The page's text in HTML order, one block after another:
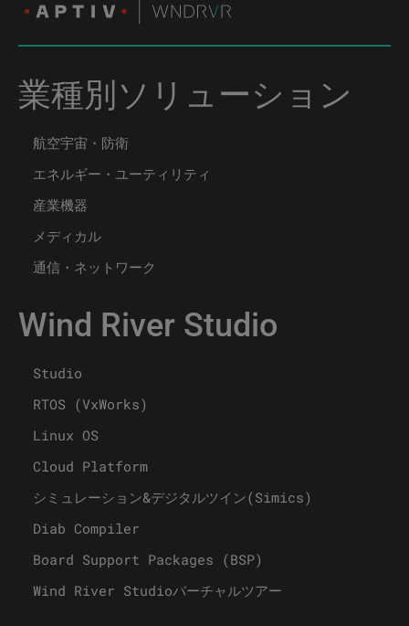
業種別ソリューション
航空宇宙・防衛
エネルギー・ユーティリティ
産業機器
メディカル
通信・ネットワーク
Wind River Studio
Studio
RTOS (VxWorks)
Linux OS
Cloud Platform
シミュレーション&デジタルツイン(Simics)
Diab Compiler
Board Support Packages (BSP)
Wind River Studioバーチャルツアー